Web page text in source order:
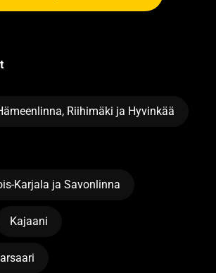
Riihimäki ja Hyvinkää
Karjala ja Savonlinna
Kajaani